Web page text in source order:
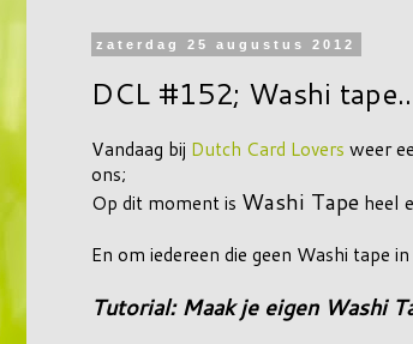
zaterdag 25 augustus 2012
DCL #152; Washi
Vandaag bij Dutch Card Lovers weer
ons;
Op dit moment is Washi Tape heel
En om iedereen die geen Washi tape
Tutorial: Maak je eigen Washi